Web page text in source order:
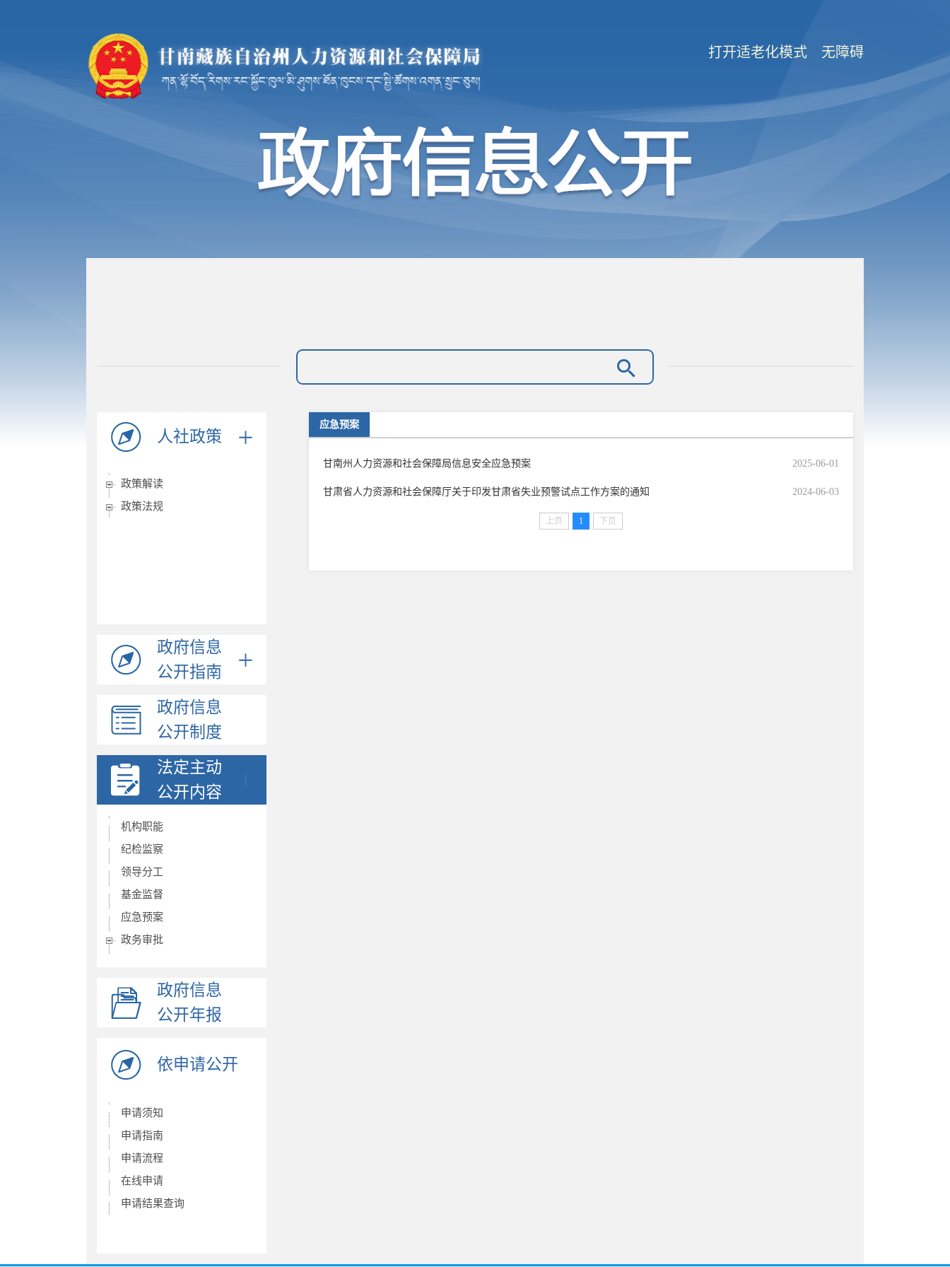
打开适老化模式 无障碍
人社政策
政策解读
政策法规
政府信息
公开指南
政府信息
公开制度
法定主动
公开内容
机构职能
纪检监察
领导分工
基金监督
应急预案
政务审批
社保信息披露
社会保险缴费
政协委员提案办理
政府网站工作年报
养老保险
稳岗就业
政府信息
公开年报
依申请公开
申请须知
申请指南
申请流程
在线申请
申请结果查询
应急预案
甘南州人力资源和社会保障局信息安全应急预案 2025-06-01
甘肃省人力资源和社会保障厅关于印发甘肃省失业预警试点工作方案的通知 2024-06-03
上页 1 下页